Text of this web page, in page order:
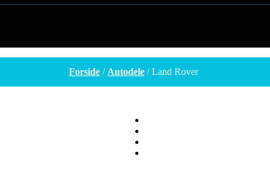
Forside / Autodele / Land Rover